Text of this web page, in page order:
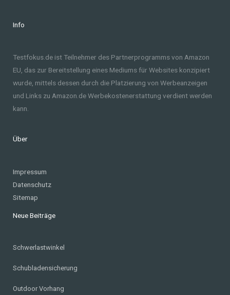
Info
Testfokus.de ist Teilnehmer des Partnerprogramms von Amazon
EU, das zur Bereitstellung eines Mediums für Websites konzipiert
wurde, mittels dessen durch die Platzierung von Werbeanzeigen
und Links zu Amazon.de Werbekostenerstattung verdient werden
kann.
Über
Impressum
Datenschutz
Sitemap
Neue Beiträge
Schwerlastwinkel
Schubladensicherung
Outdoor Vorhang